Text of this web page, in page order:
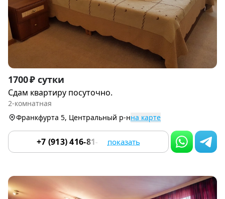
Item
1
of
9
1700 ₽ сутки
Сдам квартиру посуточно.
2-комнатная
Франкфурта 5, Центральный р-нна карте
+7 (913) 416-81-07 показать